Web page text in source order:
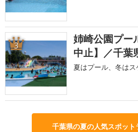
3
姉崎公園プー
中止】／千葉
夏はプール、冬は
千葉県の夏の人気スポット